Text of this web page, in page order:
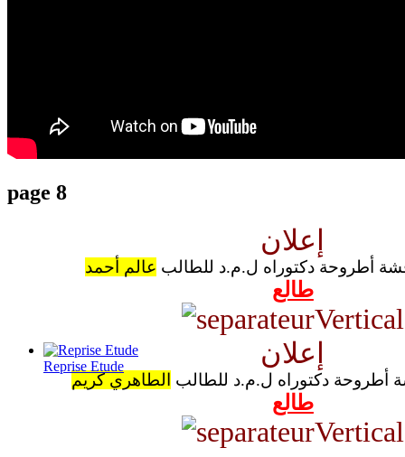
Reprise Etude
page 8
إعلان
أطروحة دكتوراه ل.م.د للطالب عالم أحمد
طالع
إعلان
أطروحة دكتوراه ل.م.د للطالب الطاهري كريم
طالع